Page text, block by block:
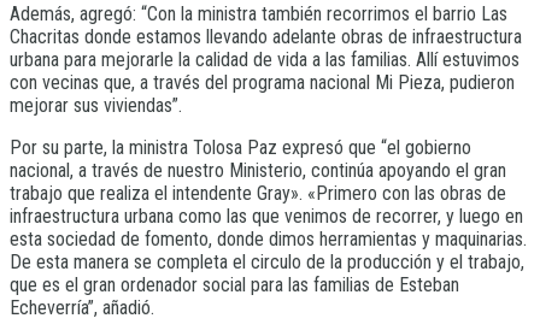
Además, agregó: “Con la ministra también recorrimos el barrio Las
Chacritas donde estamos llevando adelante obras de infraestructura
urbana para mejorarle la calidad de vida a las familias. Allí estuvimos
con vecinas que, a través del programa nacional Mi Pieza, pudieron
mejorar sus viviendas”.
Por su parte, la ministra Tolosa Paz expresó que “el gobierno
nacional, a través de nuestro Ministerio, continúa apoyando el gran
trabajo que realiza el intendente Gray». «Primero con las obras de
infraestructura urbana como las que venimos de recorrer, y luego en
esta sociedad de fomento, donde dimos herramientas y maquinarias.
De esta manera se completa el circulo de la producción y el trabajo,
que es el gran ordenador social para las familias de Esteban
Echeverría”, añadió.